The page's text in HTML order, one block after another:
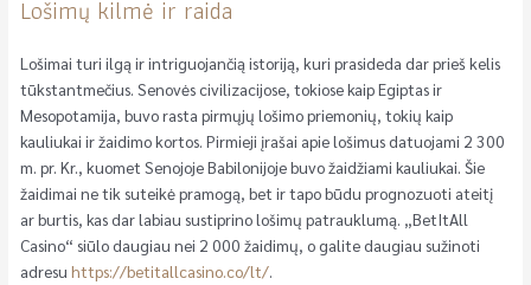
Lošimų kilmė ir raida
Lošimai turi ilgą ir intriguojančią istoriją, kuri prasideda dar prieš kelis
tūkstantmečius. Senovės civilizacijose, tokiose kaip Egiptas ir
Mesopotamija, buvo rasta pirmųjų lošimo priemonių, tokių kaip
kauliukai ir žaidimo kortos. Pirmieji įrašai apie lošimus datuojami 2 300
m. pr. Kr., kuomet Senojoje Babilonijoje buvo žaidžiami kauliukai. Šie
žaidimai ne tik suteikė pramogą, bet ir tapo būdu prognozuoti ateitį
ar burtis, kas dar labiau sustiprino lošimų patrauklumą. „BetItAll
Casino“ siūlo daugiau nei 2 000 žaidimų, o galite daugiau sužinoti
adresuhttps://betitallcasino.co/lt/.